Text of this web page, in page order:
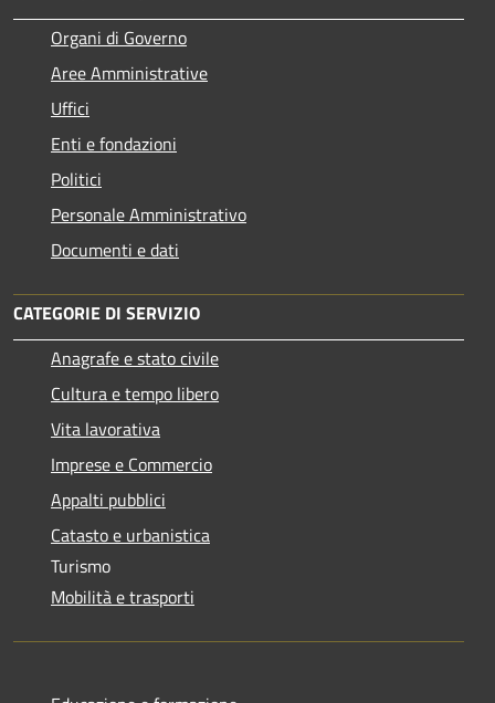
Organi di Governo
Aree Amministrative
Uffici
Enti e fondazioni
Politici
Personale Amministrativo
Documenti e dati
CATEGORIE DI SERVIZIO
Anagrafe e stato civile
Cultura e tempo libero
Vita lavorativa
Imprese e Commercio
Appalti pubblici
Catasto e urbanistica
Turismo
Mobilità e trasporti